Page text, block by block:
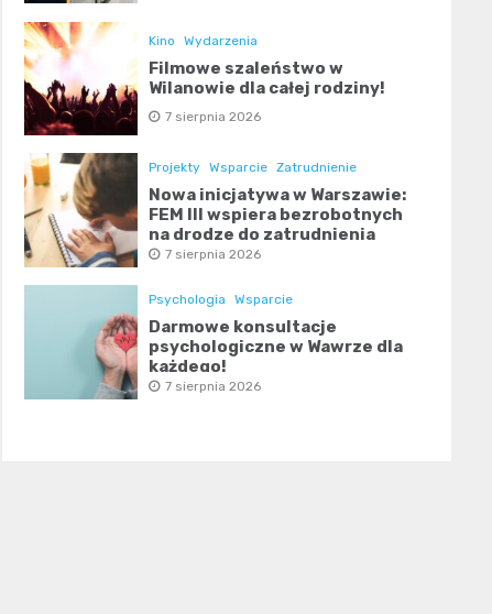
Kino Wydarzenia
Filmowe szaleństwo w
Wilanowie dla całej rodziny!
7 sierpnia 2026
Projekty Wsparcie Zatrudnienie
Nowa inicjatywa w Warszawie:
FEM III wspiera bezrobotnych
na drodze do zatrudnienia
7 sierpnia 2026
Psychologia Wsparcie
Darmowe konsultacje
psychologiczne w Wawrze dla
każdego!
7 sierpnia 2026